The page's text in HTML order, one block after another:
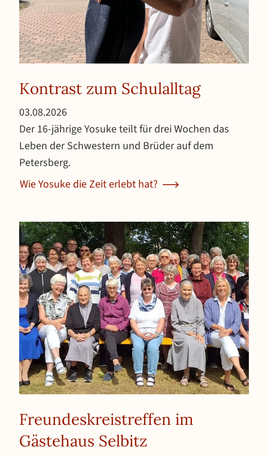
Kontrast zum Schulalltag
03.08.2026Veröffentlicht am 3. August 2026
Der 16-jährige Yosuke teilt für drei Wochen das
Leben der Schwestern und Brüder auf dem
Petersberg.
Wie Yosuke die Zeit erlebt hat?
Freundeskreistreffen im
Gästehaus Selbitz